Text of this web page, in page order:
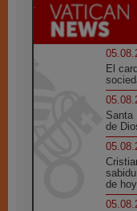
El
Santa
de
de hoy